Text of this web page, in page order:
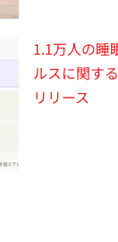
1.1万人の睡
ルスに関す
リリース